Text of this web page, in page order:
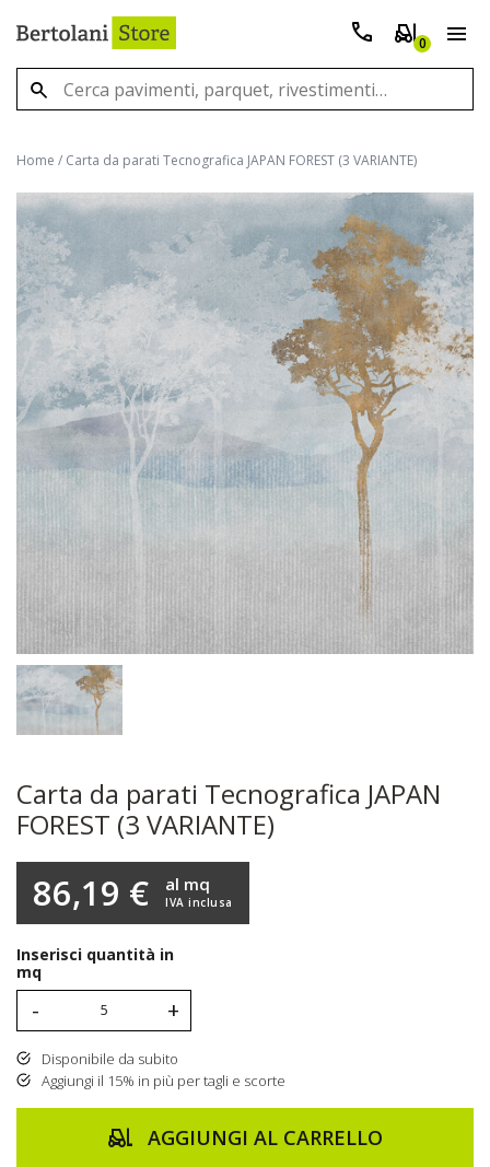
0
Home / Carta da parati Tecnografica JAPAN FOREST (3 VARIANTE)
Carta da parati Tecnografica JAPAN
FOREST (3 VARIANTE)
86,19 € IVA inclusa
al mq
Inserisci quantità in
mq
- +
Disponibile da subito
Aggiungi il 15% in più per tagli e scorte
AGGIUNGI AL CARRELLO